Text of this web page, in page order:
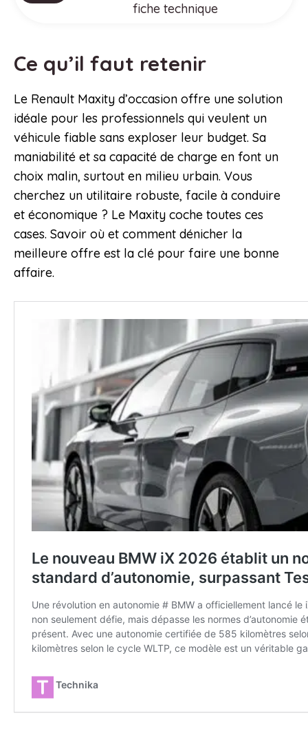
fiche technique
Ce qu’il faut retenir
Le Renault Maxity d’occasion offre une solution
idéale pour les professionnels qui veulent un
véhicule fiable sans exploser leur budget. Sa
maniabilité et sa capacité de charge en font un
choix malin, surtout en milieu urbain. Vous
cherchez un utilitaire robuste, facile à conduire
et économique ? Le Maxity coche toutes ces
cases. Savoir où et comment dénicher la
meilleure offre est la clé pour faire une bonne
affaire.